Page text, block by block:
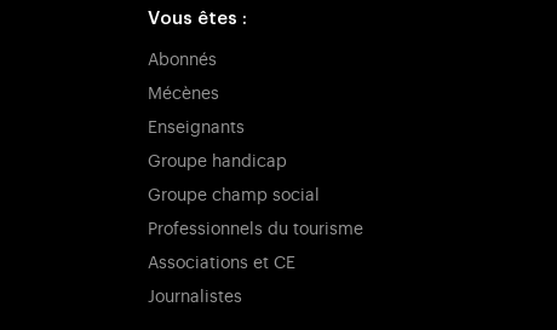
Vous êtes :
Abonnés
Mécènes
Enseignants
Groupe handicap
Groupe champ social
Professionnels du tourisme
Associations et CE
Journalistes